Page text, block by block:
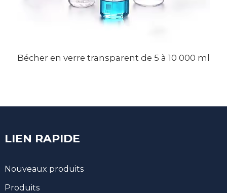
Bécher en verre transparent de 5 à 10 000 ml
LIEN RAPIDE
Nouveaux produits
Produits